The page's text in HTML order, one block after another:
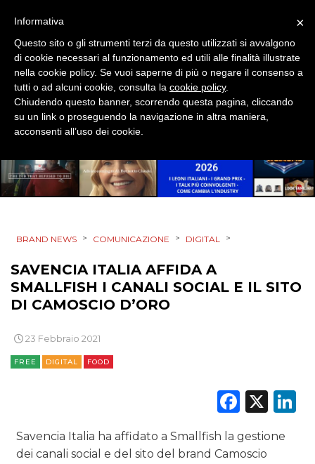
PRODOTTI
PUNTI VENDITA
CSR
STRATEGIE
CINEMA
DIGITALE
EDITORIA
ESTERNA
RADIO / AUDIO
BRAND NEWS > COMUNICAZIONE > DIGITAL >
SAVENCIA ITALIA AFFIDA A
SMALLFISH I CANALI SOCIAL E IL SITO
DI CAMOSCIO D’ORO
23 Febbraio 2021
FREE DIGITAL FOOD
X
Savencia Italia ha affidato a Smallfish la gestione
dei canali social e del sito del brand Camoscio
×
Informativa
Questo sito o gli strumenti terzi da questo utilizzati si avvalgono
di cookie necessari al funzionamento ed utili alle finalità illustrate
nella cookie policy. Se vuoi saperne di più o negare il consenso a
tutti o ad alcuni cookie, consulta la cookie policy.
Chiudendo questo banner, scorrendo questa pagina, cliccando
su un link o proseguendo la navigazione in altra maniera,
acconsenti all’uso dei cookie.